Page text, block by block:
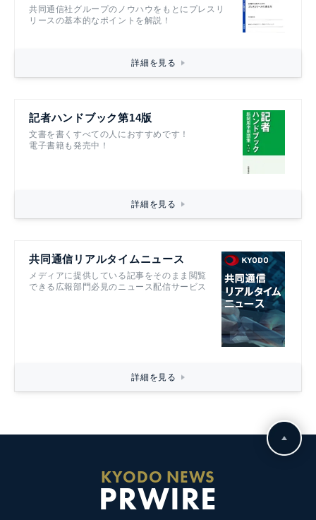
共同通信社グループのノウハウをもとにプレスリ
リースの基本的なポイントを解説！
詳細を見る
記者ハンドブック第14版
文書を書くすべての人におすすめです！
電子書籍も発売中！
詳細を見る
共同通信リアルタイムニュース
メディアに提供している記事をそのまま閲覧
できる広報部門必見のニュース配信サービス
詳細を見る
KYODO NEWS
PRWIRE